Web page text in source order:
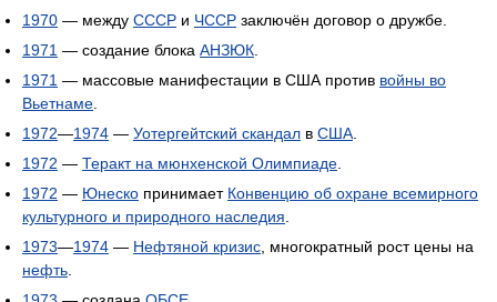
1970 — между СССР и ЧССР заключён договор о дружбе.
1971 — создание блока АНЗЮК
1971 — массовые манифестации в США против войны во
Вьетнаме
1972—1974 — Уотергейтский скандал в США
1972 — Теракт на мюнхенской Олимпиаде
1972 — Юнеско принимает Конвенцию об охране всемирного
культурного и природного наследия
1973—1974 — Нефтяной кризис , многократный рост цены на
нефть